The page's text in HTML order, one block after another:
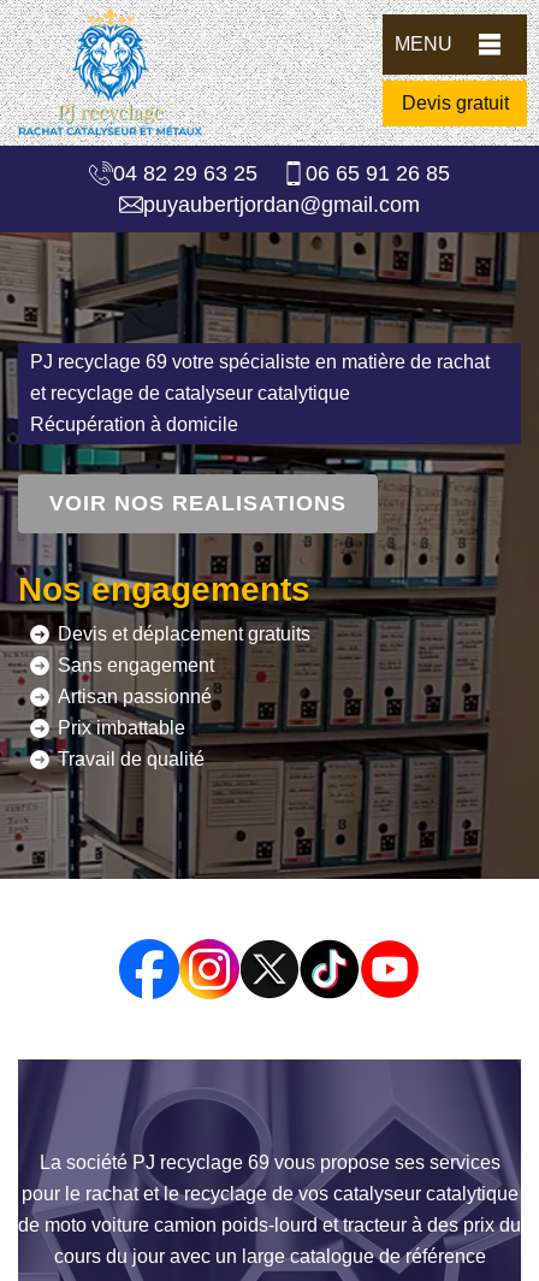
MENU
Devis gratuit
04 82 29 63 25
06 65 91 26 85
puyaubertjordan@gmail.com
PJ recyclage 69 votre spécialiste en matière de rachat
et recyclage de catalyseur catalytique
Récupération à domicile
VOIR NOS REALISATIONS
Nos engagements
Devis et déplacement gratuits
Sans engagement
Artisan passionné
Prix imbattable
Travail de qualité
La société PJ recyclage 69 vous propose ses services
pour le rachat et le recyclage de vos catalyseur catalytique
de moto voiture camion poids-lourd et tracteur à des prix du
cours du jour avec un large catalogue de référence